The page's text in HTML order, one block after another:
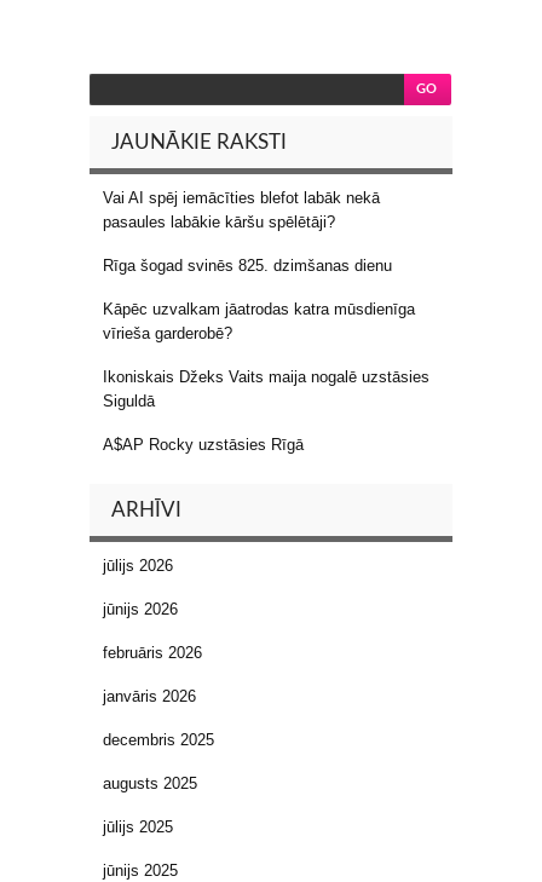
JAUNĀKIE RAKSTI
Vai AI spēj iemācīties blefot labāk nekā
pasaules labākie kāršu spēlētāji?
Rīga šogad svinēs 825. dzimšanas dienu
Kāpēc uzvalkam jāatrodas katra mūsdienīga
vīrieša garderobē?
Ikoniskais Džeks Vaits maija nogalē uzstāsies
Siguldā
A$AP Rocky uzstāsies Rīgā
ARHĪVI
jūlijs 2026
jūnijs 2026
februāris 2026
janvāris 2026
decembris 2025
augusts 2025
jūlijs 2025
jūnijs 2025